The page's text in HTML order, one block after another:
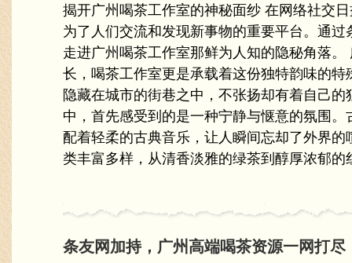
揭开广州喝茶工作室的神秘面纱 在网络社交
为了人们交流和发现新事物的重要平台。通
走进广州喝茶工作室那鲜为人知的隐秘角落。
长，喝茶工作室更是承载着这份独特韵味的特
隐藏在城市的街巷之中，不张扬却有着自己
中，首先感受到的是一种宁静与惬意的氛围
配着轻柔的古典音乐，让人瞬间忘却了外界
类丰富多样，从清香淡雅的绿茶到醇厚浓郁的
条友网加持，广州高端喝茶资源一网打尽